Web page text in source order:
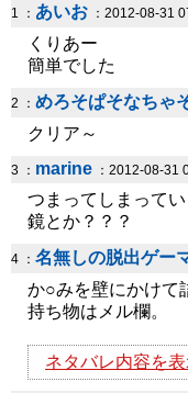
1 ： あいお ：2012-08-31
くりあー
簡単でした
2 ： めろそぱそなちゃ
クリア～
3 ： marine ：2012-08-31
つまってしまってい
鏡とか？？？
4 ： 名無しの脱出ゲー
か○みを壁にかけて
持ち物はメル欄。
ネタバレ内容を